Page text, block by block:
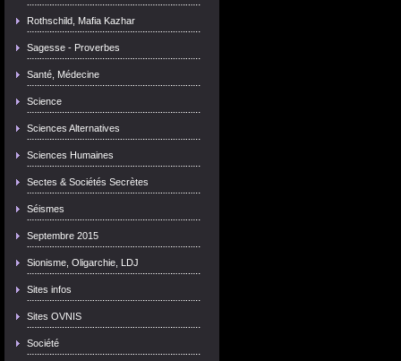
Rothschild, Mafia Kazhar
Sagesse - Proverbes
Santé, Médecine
Science
Sciences Alternatives
Sciences Humaines
Sectes & Sociétés Secrètes
Séismes
Septembre 2015
Sionisme, Oligarchie, LDJ
Sites infos
Sites OVNIS
Société